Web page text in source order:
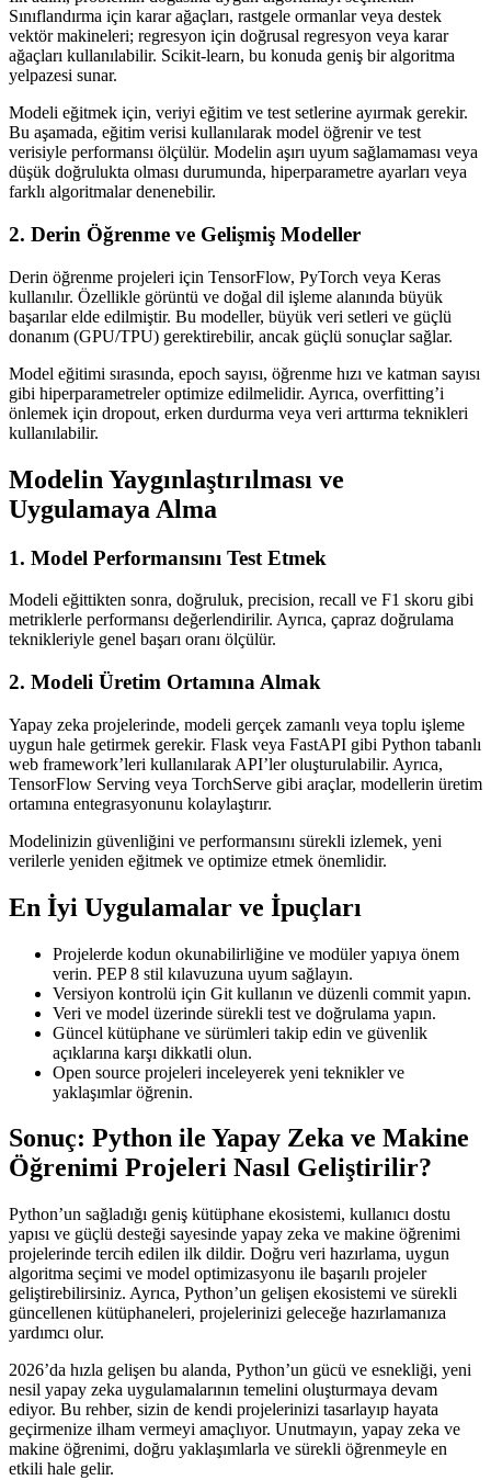
Sınıflandırma için karar ağaçları, rastgele ormanlar veya destek
vektör makineleri; regresyon için doğrusal regresyon veya karar
ağaçları kullanılabilir. Scikit-learn, bu konuda geniş bir algoritma
yelpazesi sunar.
Modeli eğitmek için, veriyi eğitim ve test setlerine ayırmak gerekir.
Bu aşamada, eğitim verisi kullanılarak model öğrenir ve test
verisiyle performansı ölçülür. Modelin aşırı uyum sağlamaması veya
düşük doğrulukta olması durumunda, hiperparametre ayarları veya
farklı algoritmalar denenebilir.
2. Derin Öğrenme ve Gelişmiş Modeller
Derin öğrenme projeleri için TensorFlow, PyTorch veya Keras
kullanılır. Özellikle görüntü ve doğal dil işleme alanında büyük
başarılar elde edilmiştir. Bu modeller, büyük veri setleri ve güçlü
donanım (GPU/TPU) gerektirebilir, ancak güçlü sonuçlar sağlar.
Model eğitimi sırasında, epoch sayısı, öğrenme hızı ve katman sayısı
gibi hiperparametreler optimize edilmelidir. Ayrıca, overfitting’i
önlemek için dropout, erken durdurma veya veri arttırma teknikleri
kullanılabilir.
Modelin Yaygınlaştırılması ve
Uygulamaya Alma
1. Model Performansını Test Etmek
Modeli eğittikten sonra, doğruluk, precision, recall ve F1 skoru gibi
metriklerle performansı değerlendirilir. Ayrıca, çapraz doğrulama
teknikleriyle genel başarı oranı ölçülür.
2. Modeli Üretim Ortamına Almak
Yapay zeka projelerinde, modeli gerçek zamanlı veya toplu işleme
uygun hale getirmek gerekir. Flask veya FastAPI gibi Python tabanlı
web framework’leri kullanılarak API’ler oluşturulabilir. Ayrıca,
TensorFlow Serving veya TorchServe gibi araçlar, modellerin üretim
ortamına entegrasyonunu kolaylaştırır.
Modelinizin güvenliğini ve performansını sürekli izlemek, yeni
verilerle yeniden eğitmek ve optimize etmek önemlidir.
En İyi Uygulamalar ve İpuçları
Projelerde kodun okunabilirliğine ve modüler yapıya önem
verin. PEP 8 stil kılavuzuna uyum sağlayın.
Versiyon kontrolü için Git kullanın ve düzenli commit yapın.
Veri ve model üzerinde sürekli test ve doğrulama yapın.
Güncel kütüphane ve sürümleri takip edin ve güvenlik
açıklarına karşı dikkatli olun.
Open source projeleri inceleyerek yeni teknikler ve
yaklaşımlar öğrenin.
Sonuç: Python ile Yapay Zeka ve Makine
Öğrenimi Projeleri Nasıl Geliştirilir?
Python’un sağladığı geniş kütüphane ekosistemi, kullanıcı dostu
yapısı ve güçlü desteği sayesinde yapay zeka ve makine öğrenimi
projelerinde tercih edilen ilk dildir. Doğru veri hazırlama, uygun
algoritma seçimi ve model optimizasyonu ile başarılı projeler
geliştirebilirsiniz. Ayrıca, Python’un gelişen ekosistemi ve sürekli
güncellenen kütüphaneleri, projelerinizi geleceğe hazırlamanıza
yardımcı olur.
2026’da hızla gelişen bu alanda, Python’un gücü ve esnekliği, yeni
nesil yapay zeka uygulamalarının temelini oluşturmaya devam
ediyor. Bu rehber, sizin de kendi projelerinizi tasarlayıp hayata
geçirmenize ilham vermeyi amaçlıyor. Unutmayın, yapay zeka ve
makine öğrenimi, doğru yaklaşımlarla ve sürekli öğrenmeyle en
etkili hale gelir.